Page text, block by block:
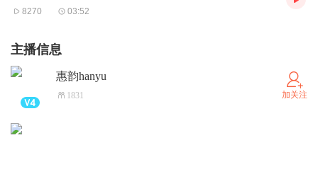
8270 03:52
主播信息
惠韵hanyu
1831 加关注